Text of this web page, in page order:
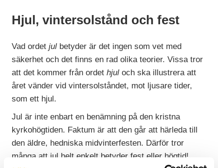
Hjul, vintersolstånd och fest
Vad ordetjul betyder är det ingen som vet med
säkerhet och det finns en rad olika teorier. Vissa tror
att det kommer från ordethjul och ska illustrera att
året vänder vid vintersolståndet, mot ljusare tider,
som ett hjul.
Jul är inte enbart en benämning på den kristna
kyrkohögtiden. Faktum är att den går att härleda till
den äldre, hedniska midvinterfesten. Därför tror
många att jul helt enkelt betyder fest eller högtid!